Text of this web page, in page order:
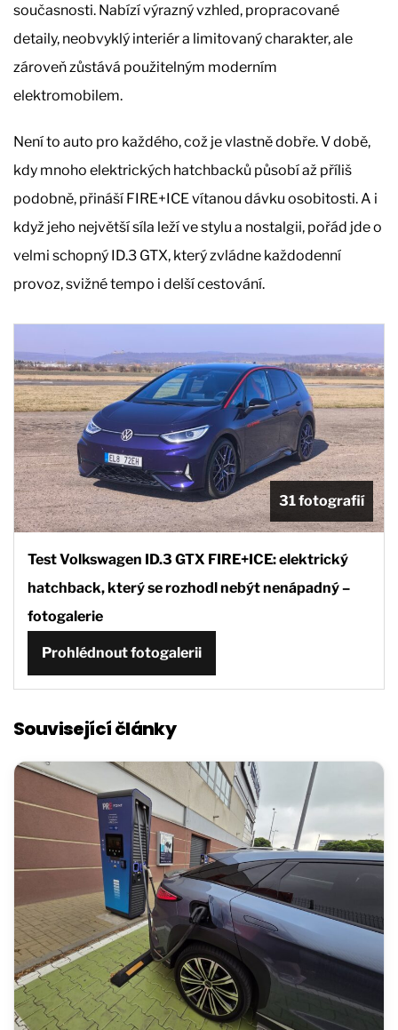
současnosti. Nabízí výrazný vzhled, propracované
detaily, neobvyklý interiér a limitovaný charakter, ale
zároveň zůstává použitelným moderním
elektromobilem.
Není to auto pro každého, což je vlastně dobře. V době,
kdy mnoho elektrických hatchbacků působí až příliš
podobně, přináší FIRE+ICE vítanou dávku osobitosti. A i
když jeho největší síla leží ve stylu a nostalgii, pořád jde o
velmi schopný ID.3 GTX, který zvládne každodenní
provoz, svižné tempo i delší cestování.
31 fotografií
Test Volkswagen ID.3 GTX FIRE+ICE: elektrický
hatchback, který se rozhodl nebýt nenápadný –
fotogalerie
Prohlédnout fotogalerii
Související články